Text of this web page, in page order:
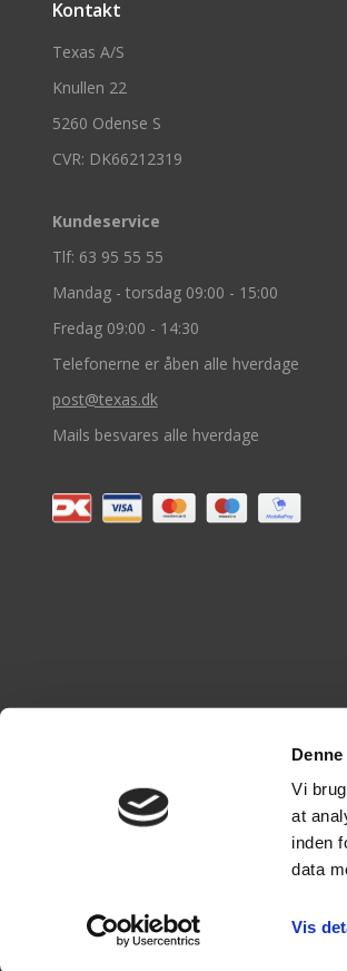
Vi
at
inden
data
Vis
Kontakt
Texas A/S
Knullen 22
5260 Odense S
CVR: DK66212319
Kundeservice
Tlf: 63 95 55 55
Mandag - torsdag 09:00 - 15:00
Fredag 09:00 - 14:30
Telefonerne er åben alle hverdage
post@texas.dk
Mails besvares alle hverdage